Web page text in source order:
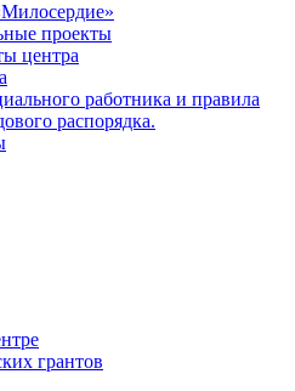
проекты
центра
работника и правила
распорядка.
грантов